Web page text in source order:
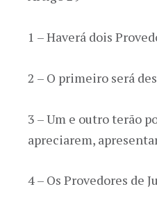
1 – Haverá dois
2 – O primeiro será
3 – Um e outro terão
apreciarem,
4 – Os Provedores de